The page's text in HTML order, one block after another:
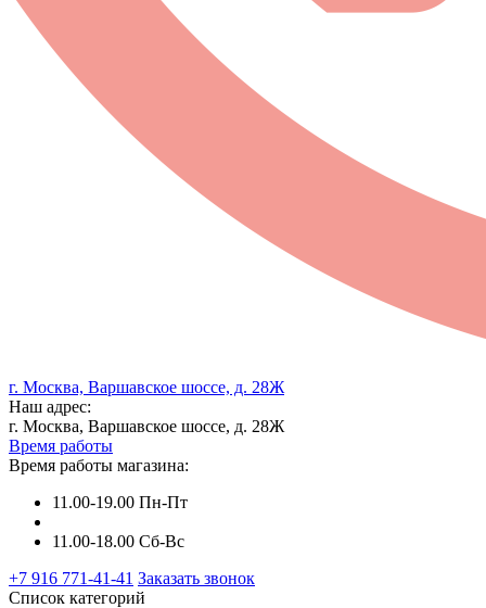
г. Москва, Варшавское шоссе, д. 28Ж
Наш адрес:
г. Москва, Варшавское шоссе, д. 28Ж
Время работы
Время работы магазина:
11.00-19.00 Пн-Пт
11.00-18.00 Сб-Вс
+7 916 771-41-41 Заказать звонок
Список категорий